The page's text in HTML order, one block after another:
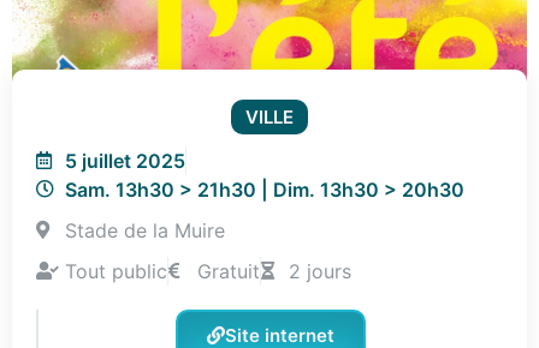
VILLE
5 juillet 2025
Sam. 13h30 > 21h30 | Dim. 13h30 > 20h30
Stade de la Muire
Tout public
Gratuit 2 jours
Site internet